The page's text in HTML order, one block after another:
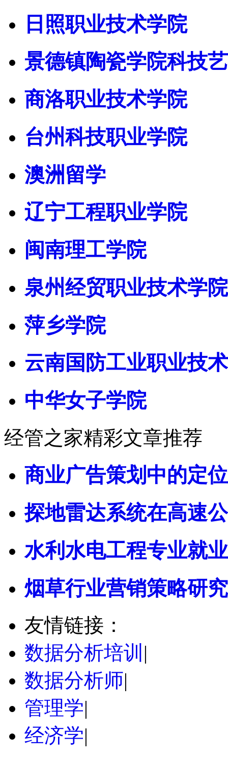
日照职业技术学院
景德镇陶瓷学院科技
商洛职业技术学院
台州科技职业学院
澳洲留学
辽宁工程职业学院
闽南理工学院
泉州经贸职业技术学院
萍乡学院
云南国防工业职业技
中华女子学院
经管之家精彩文章推荐
商业广告策划中的定
探地雷达系统在高速
水利水电工程专业就
烟草行业营销策略研
友情链接：
数据分析培训 |
数据分析师|
管理学|
经济学|